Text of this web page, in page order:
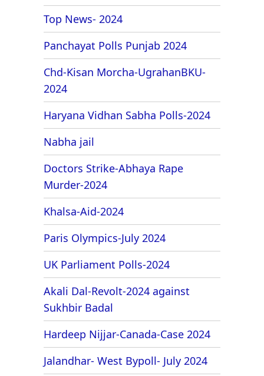
Top News- 2024
Panchayat Polls Punjab 2024
Chd-Kisan Morcha-UgrahanBKU-
2024
Haryana Vidhan Sabha Polls-2024
Nabha jail
Doctors Strike-Abhaya Rape
Murder-2024
Khalsa-Aid-2024
Paris Olympics-July 2024
UK Parliament Polls-2024
Akali Dal-Revolt-2024 against
Sukhbir Badal
Hardeep Nijjar-Canada-Case 2024
Jalandhar- West Bypoll- July 2024